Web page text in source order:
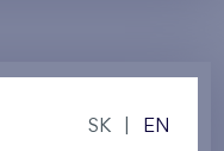
SK EN